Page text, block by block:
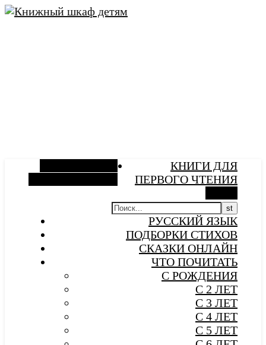
КНИГИ ДЛЯ
ПЕРВОГО ЧТЕНИЯ
РУССКИЙ ЯЗЫК
ПОДБОРКИ СТИХОВ
СКАЗКИ ОНЛАЙН
ЧТО ПОЧИТАТЬ
С РОЖДЕНИЯ
С 2 ЛЕТ
С 3 ЛЕТ
С 4 ЛЕТ
С 5 ЛЕТ